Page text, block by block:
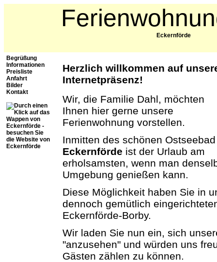
Eckernförde
Begrüßung
Informationen
Preisliste
Anfahrt
Bilder
Kontakt
Herzlich willkommen auf
Internetpräsenz!
Wir, die Familie Dahl, möchten
Ihnen hier gerne unsere
Ferienwohnung vorstellen.
Inmitten des schönen Ostseebad
Eckernförde ist der Urlaub am
erholsamsten, wenn man
Umgebung genießen kann.
Diese Möglichkeit haben Sie in
dennoch gemütlich
Eckernförde-Borby.
Wir laden Sie nun ein, sich
"anzusehen" und würden uns
Gästen zählen zu können.